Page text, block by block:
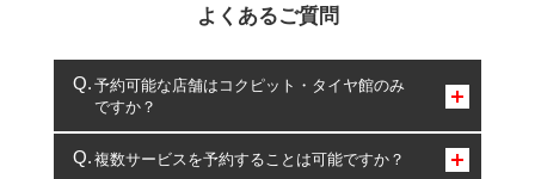
よくあるご質問
予約可能な店舗はコクピット・タイヤ館のみ
ですか？
コクピット・タイヤ館のみとなります。
複数サービスを予約することは可能ですか？